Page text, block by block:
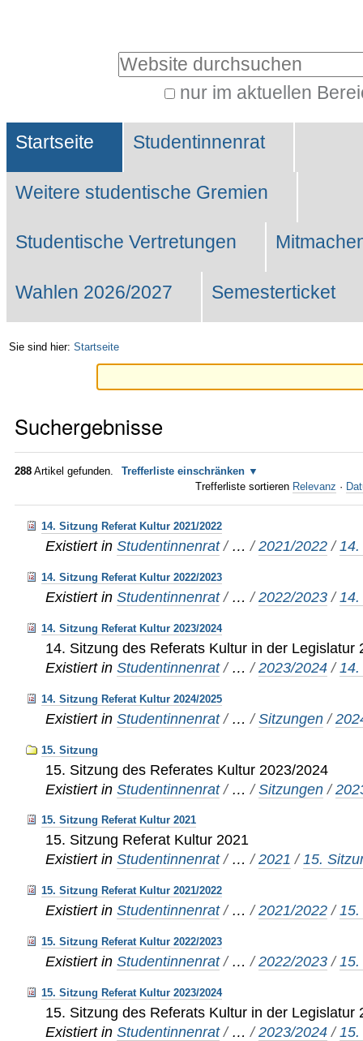
Website durchsuchen
nur im aktuellen
Suche…
Sektionen
Startseite Studentinnenrat
Weitere studentische Gremien
Studentische Vertretungen
Wahlen 2026/2027 Semesterticket
Sie sind hier: Startseite
Suchergebnisse
288 Artikel gefunden.
Trefferliste einschränken
Trefferliste sortieren Relevanz ·
14. Sitzung Referat Kultur 2021/2022
Existiert in Studentinnenrat / …/2021/2022 /
14. Sitzung Referat Kultur 2022/2023
Existiert in Studentinnenrat / …/2022/2023 /
14. Sitzung Referat Kultur 2023/2024
14. Sitzung des Referats Kultur in der Legislatur
Existiert in Studentinnenrat / …/2023/2024 /
14. Sitzung Referat Kultur 2024/2025
Existiert in Studentinnenrat / …/Sitzungen /
15. Sitzung
15. Sitzung des Referates Kultur 2023/2024
Existiert in Studentinnenrat / …/Sitzungen /
15. Sitzung Referat Kultur 2021
15. Sitzung Referat Kultur 2021
Existiert in Studentinnenrat / …/2021 /15.
15. Sitzung Referat Kultur 2021/2022
Existiert in Studentinnenrat / …/2021/2022 /
15. Sitzung Referat Kultur 2022/2023
Existiert in Studentinnenrat / …/2022/2023 /
15. Sitzung Referat Kultur 2023/2024
15. Sitzung des Referats Kultur in der Legislatur
Existiert in Studentinnenrat / …/2023/2024 /